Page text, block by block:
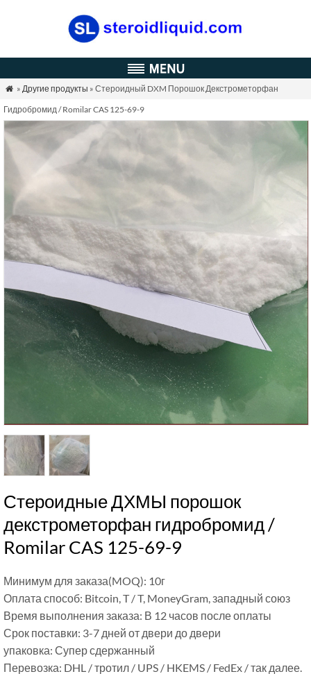
 » Другие продукты » Стероидный DXM Порошок Декстрометорфан
Гидробромид / Romilar CAS 125-69-9
Стероидные ДХМЫ порошок
декстрометорфан гидробромид /
Romilar CAS 125-69-9
Минимум для заказа(MOQ): 10г
Оплата способ: Bitcoin, T / T, MoneyGram, западный союз
Время выполнения заказа: В 12 часов после оплаты
Срок поставки: 3-7 дней от двери до двери
упаковка: Супер сдержанный
Перевозка: DHL / тротил / UPS / HKEMS / FedEx / так далее.